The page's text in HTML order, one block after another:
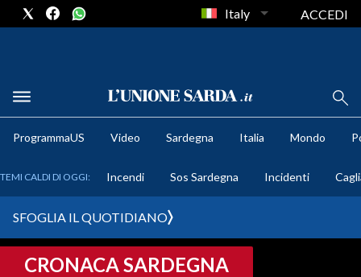
METEO
CRONACA SARDEGNA
Italy ACCEDI
ProgrammaUS Video Sardegna Italia Mondo
TEMI CALDI DI OGGI: Incendi Sos Sardegna Incidenti
SFOGLIA IL QUOTIDIANO
CRONACA SARDEGNA